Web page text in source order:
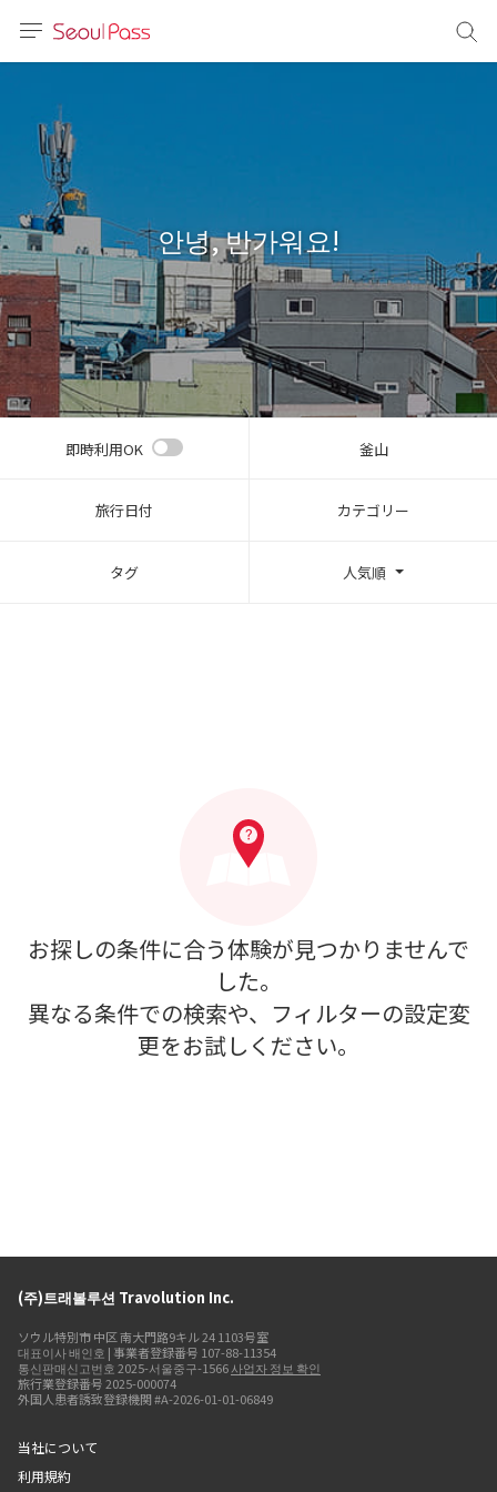
体)
文 (台灣)
안녕, 반가워요!
即時利用OK 釜山
旅行日付 カテゴリー
タグ 人気順
お探しの条件に合う体験が見つかりませんで
した。
異なる条件での検索や、フィルターの設定変
更をお試しください。
(주)트래볼루션 Travolution Inc.
ソウル特別市 中区 南大門路9キル 24 1103号室
대표이사 배인호 | 事業者登録番号 107-88-11354
통신판매신고번호 2025-서울중구-1566사업자 정보 확인
旅行業登録番号 2025-000074
外国人患者誘致登録機関 #A-2026-01-01-06849
当社について
利用規約